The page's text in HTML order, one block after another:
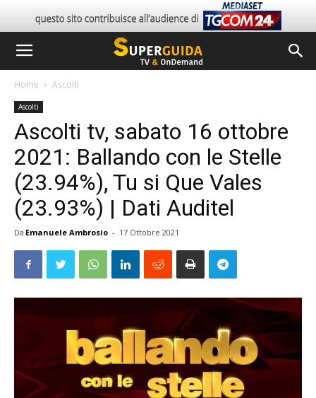
Home Ascolti
Ascolti
Ascolti tv, sabato 16 ottobre
2021: Ballando con le Stelle
(23.94%), Tu si Que Vales
(23.93%) | Dati Auditel
Da Emanuele Ambrosio - 17 Ottobre 2021